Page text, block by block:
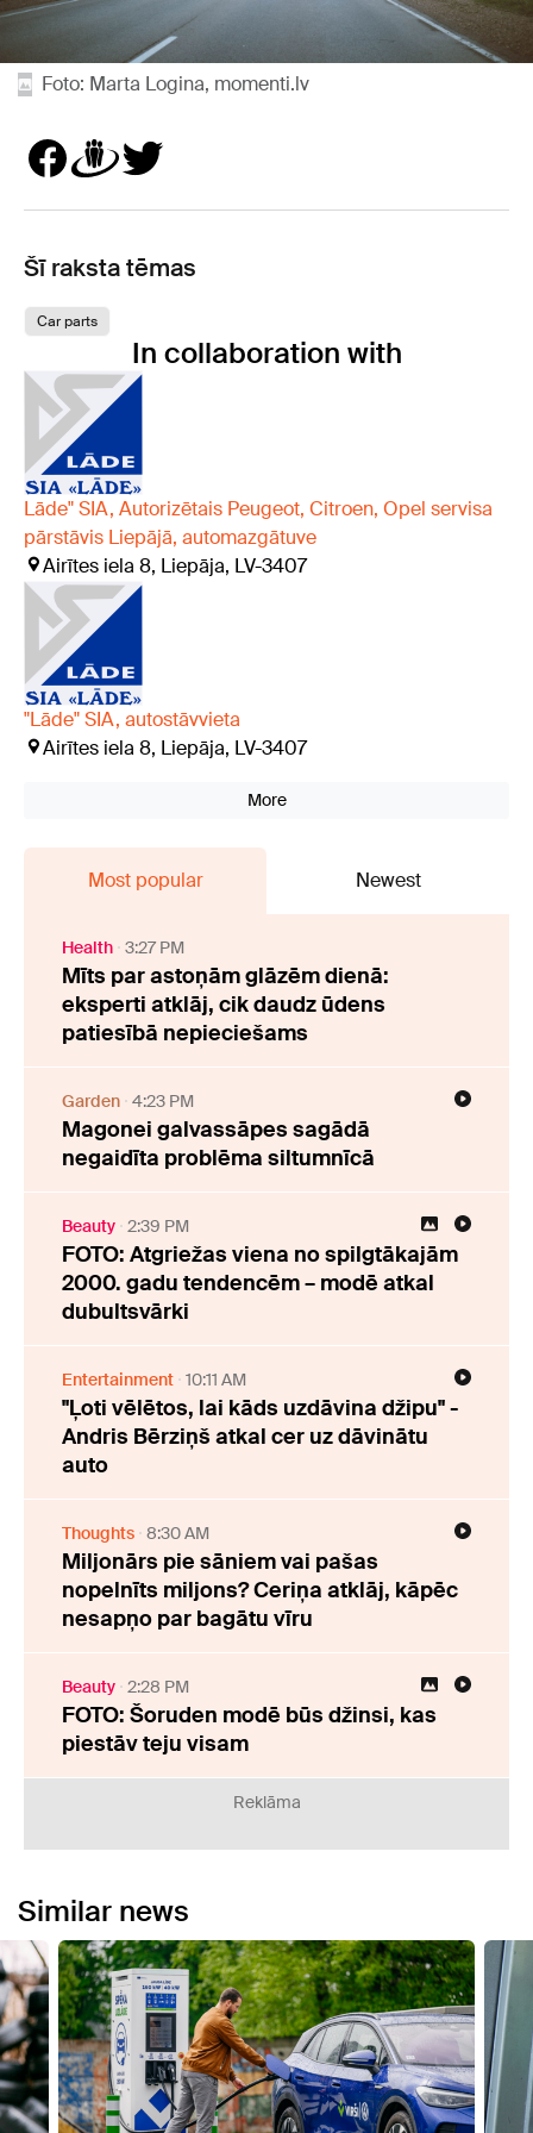
Foto: Marta Logina, momenti.lv
Šī raksta tēmas
Car parts
In collaboration with
Lāde" SIA, Autorizētais Peugeot, Citroen, Opel servisa
pārstāvis Liepājā, automazgātuve
Airītes iela 8, Liepāja, LV-3407
"Lāde" SIA, autostāvvieta
Airītes iela 8, Liepāja, LV-3407
More
Most popular Newest
Health 3:27 PM
Mīts par astoņām glāzēm dienā:
eksperti atklāj, cik daudz ūdens
patiesībā nepieciešams
Garden 4:23 PM
Magonei galvassāpes sagādā
negaidīta problēma siltumnīcā
Beauty 2:39 PM
FOTO: Atgriežas viena no spilgtākajām
2000. gadu tendencēm – modē atkal
dubultsvārki
Entertainment 10:11 AM
"Ļoti vēlētos, lai kāds uzdāvina džipu" -
Andris Bērziņš atkal cer uz dāvinātu
auto
Thoughts 8:30 AM
Miljonārs pie sāniem vai pašas
nopelnīts miljons? Ceriņa atklāj, kāpēc
nesapņo par bagātu vīru
Beauty 2:28 PM
FOTO: Šoruden modē būs džinsi, kas
piestāv teju visam
Reklāma
Similar news